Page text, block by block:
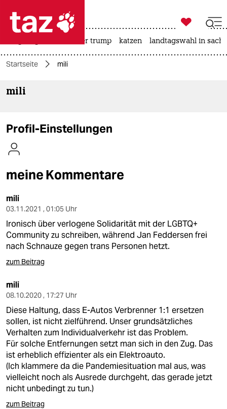

themen
kultur
sport
berlin
nord
verlag
verlag
veranstaltungen
shop
fragen & hilfe
unterstützen

taz zahl ich
usa unter trump katzen landtagswahl in
Startseite mili
mili
Profil-Einstellungen
meine Kommentare
mili
03.11.2021 , 01:05 Uhr
Ironisch über verlogene Solidarität mit der LGBTQ+
Community zu schreiben, während Jan Feddersen frei
nach Schnauze gegen trans Personen hetzt.
zum Beitrag
mili
08.10.2020 , 17:27 Uhr
Diese Haltung, dass E-Autos Verbrenner 1:1 ersetzen
sollen, ist nicht zielführend. Unser grundsätzliches
Verhalten zum Individualverkehr ist das Problem.
Für solche Entfernungen setzt man sich in den Zug. Das
ist erheblich effizienter als ein Elektroauto.
(Ich klammere da die Pandemiesituation mal aus, was
vielleicht noch als Ausrede durchgeht, das gerade jetzt
nicht unbedingt zu tun.)
zum Beitrag